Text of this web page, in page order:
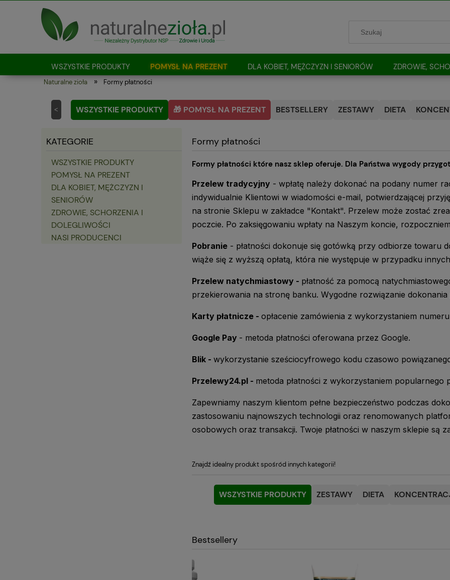
WSZYSTKIE PRODUKTY POMYSŁ NA PREZENT DLA KOBIET, MĘŻCZYZN I SENIORÓW ZDROWIE,
Jak kupować?
Naturalne zioła » Formy płatności
WSZYSTKIE PRODUKTY 🎁 POMYSŁ NA PREZENT BESTSELLERY ZESTAWY DIETA
<
KATEGORIE
WSZYSTKIE PRODUKTY
POMYSŁ NA PREZENT
DLA KOBIET, MĘŻCZYZN I
SENIORÓW
ZDROWIE, SCHORZENIA I
DOLEGLIWOŚCI
NASI PRODUCENCI
Formy płatności
Formy płatności które nasz sklep oferuje. Dla Państwa wygody
Przelew tradycyjny - wpłatę należy dokonać na podany numer
indywidualnie Klientowi w wiadomości e-mail, potwierdzającej
na stronie Sklepu w zakładce "Kontakt". Przelew może zostać
poczcie. Po zaksięgowaniu wpłaty na Naszym koncie,
Pobranie - płatności dokonuje się gotówką przy odbiorze towaru
wiąże się z wyższą opłatą, która nie występuje w przypadku
Przelew natychmiastowy - płatność za pomocą
przekierowania na stronę banku. Wygodne rozwiązanie
Karty płatnicze - opłacenie zamówienia z wykorzystaniem
Google Pay - metoda płatności oferowana przez Google.
Blik - wykorzystanie sześciocyfrowego kodu czasowo
Przelewy24.pl - metoda płatności z wykorzystaniem popularnego
Zapewniamy naszym klientom pełne bezpieczeństwo podczas
zastosowaniu najnowszych technologii oraz renomowanych
osobowych oraz transakcji. Twoje płatności w naszym sklepie są
Znajdź idealny produkt spośród innych kategorii!
WSZYSTKIE PRODUKTY ZESTAWY DIETA
Bestsellery